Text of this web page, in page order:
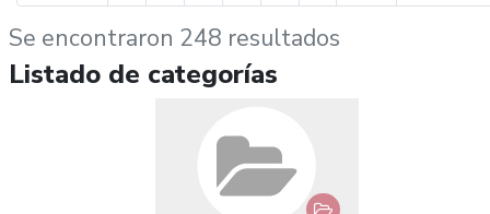
Se encontraron 248 resultados
Listado de categorías